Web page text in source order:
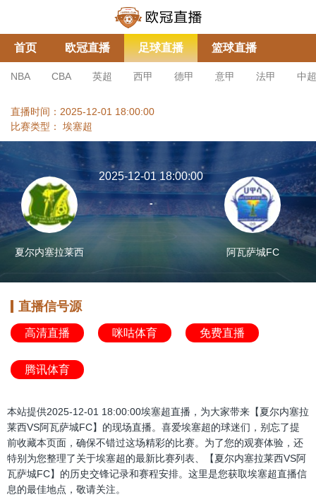
首页 欧冠直播 足球直播 篮球直播
NBA CBA 英超 西甲 德甲 意甲 法甲 中超
直播时间：2025-12-01 18:00:00
比赛类型： 埃塞超
夏尔内塞拉莱西
2025-12-01 18:00:00
-
阿瓦萨城FC
直播信号源
高清直播 咪咕体育 免费直播
腾讯体育
本站提供2025-12-01 18:00:00埃塞超直播，为大家带来【夏尔内塞拉
莱西VS阿瓦萨城FC】的现场直播。喜爱埃塞超的球迷们，别忘了提
前收藏本页面，确保不错过这场精彩的比赛。为了您的观赛体验，还
特别为您整理了关于埃塞超的最新比赛列表、【夏尔内塞拉莱西VS阿
瓦萨城FC】的历史交锋记录和赛程安排。这里是您获取埃塞超直播信
息的最佳地点，敬请关注。